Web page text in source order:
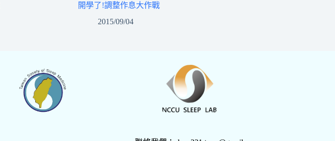
開學了!調整作息大作戰
2015/09/04